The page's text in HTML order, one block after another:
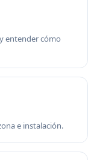
entender cómo
e instalación.